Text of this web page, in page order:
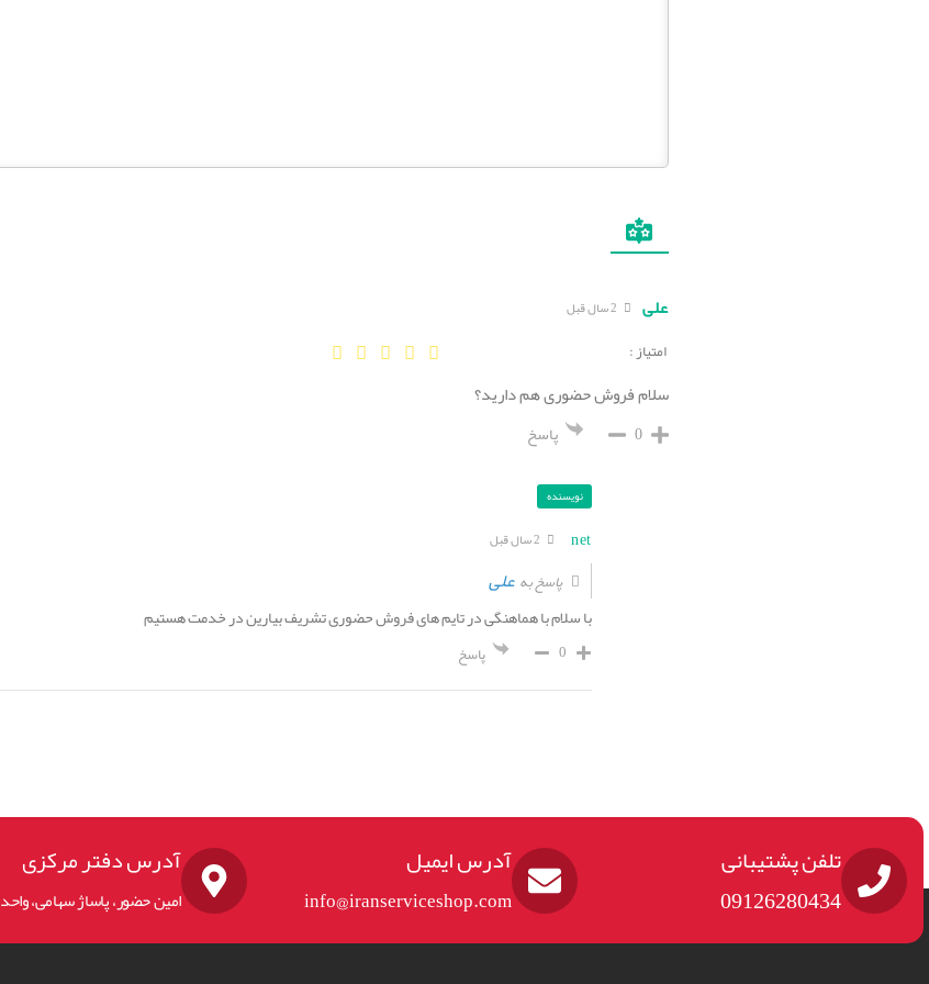
علی
امتیاز :
سلام فروش حضوری هم دارید؟
0 پاسخ
نویسنده
net
پاسخ بهعلی
با سلام با هماهنگی در تایم های فروش حضوری تشریف بیارین در خدمت هستیم
0 پاسخ
تلفن پشتیبانی
09126280434
آدرس ایمیل
info@iranserviceshop.com
آدرس دفتر مرکزی
امین حضور، پاساژ سهامی، واحد38